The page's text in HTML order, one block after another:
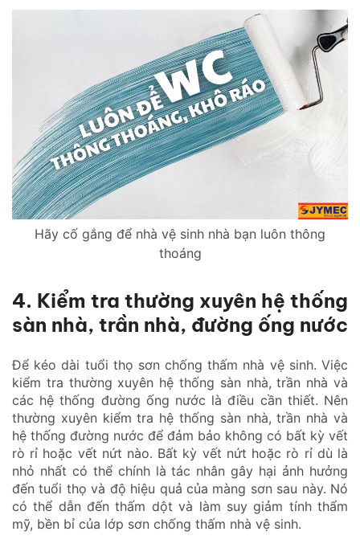
Hãy cố gắng để nhà vệ sinh nhà bạn luôn thông
thoáng
4. Kiểm tra thường xuyên hệ thống
sàn nhà, trần nhà, đường ống nước
Để kéo dài tuổi thọ sơn chống thấm nhà vệ sinh. Việc
kiểm tra thường xuyên hệ thống sàn nhà, trần nhà và
các hệ thống đường ống nước là điều cần thiết. Nên
thường xuyên kiểm tra hệ thống sàn nhà, trần nhà và
hệ thống đường nước để đảm bảo không có bất kỳ vết
rò rỉ hoặc vết nứt nào. Bất kỳ vết nứt hoặc rò rỉ dù là
nhỏ nhất có thể chính là tác nhân gây hại ảnh hưởng
đến tuổi thọ và độ hiệu quả của màng sơn sau này. Nó
có thể dẫn đến thấm dột và làm suy giảm tính thẩm
mỹ, bền bỉ của lớp sơn chống thấm nhà vệ sinh.